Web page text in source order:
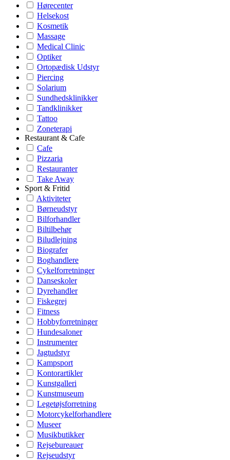
Hørecenter
Helsekost
Kosmetik
Massage
Medical Clinic
Optiker
Ortopædisk Udstyr
Piercing
Solarium
Sundhedsklinikker
Tandklinikker
Tattoo
Zoneterapi
Restaurant & Cafe
Cafe
Pizzaria
Restauranter
Take Away
Sport & Fritid
Aktiviteter
Børneudstyr
Bilforhandler
Biltilbehør
Biludlejning
Biografer
Boghandlere
Cykelforretninger
Danseskoler
Dyrehandler
Fiskegrej
Fitness
Hobbyforretninger
Hundesaloner
Instrumenter
Jagtudstyr
Kampsport
Kontorartikler
Kunstgalleri
Kunstmuseum
Legetøjsforretning
Motorcykelforhandlere
Museer
Musikbutikker
Rejsebureauer
Rejseudstyr